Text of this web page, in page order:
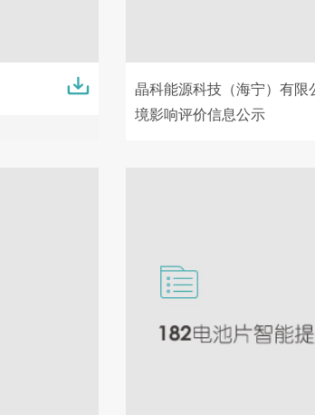
晶科能源科技（海宁）有
境影响评价信息公示